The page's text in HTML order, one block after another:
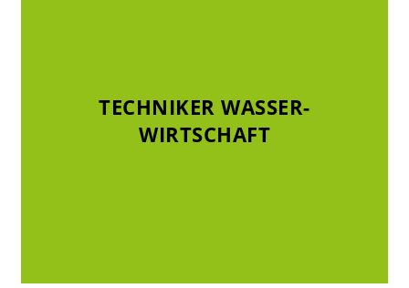
TECHNIKER WASSER-
WIRTSCHAFT
TECHNIKER WASSER-
WIRTSCHAFT